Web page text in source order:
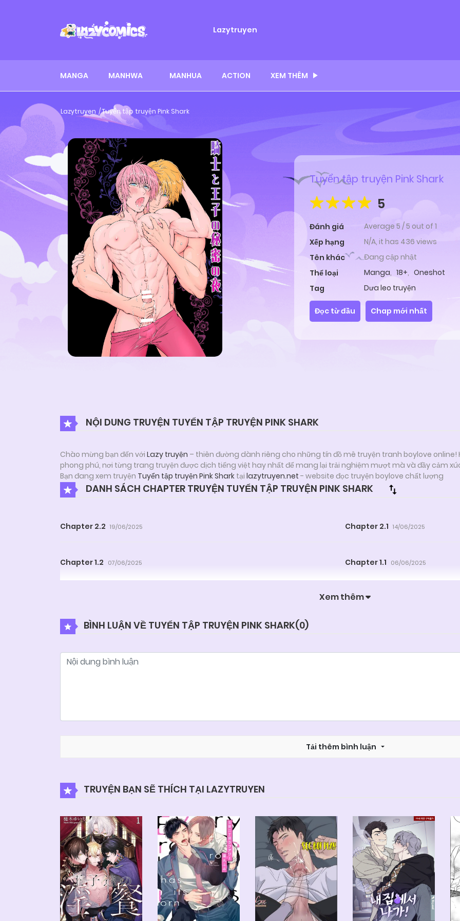
Lazytruyen
MANGA MANHWA MANHUA ACTION XEM THÊM
Lazytruyen Tuyển tập truyện Pink Shark
Tuyển tập truyện Pink Shark
5
Đánh giá Average 5 /5 out of 1
Xếp hạng
N/A, it has 436 views
Tên khác
Đang cập nhật
Thể loại
Manga, 18+, Oneshot
Tag
Dưa leo truyện
Đọc từ đầu Chap mới nhất
NỘI DUNG TRUYỆN TUYỂN TẬP TRUYỆN PINK SHARK
Chào mừng bạn đến với Lazy truyện – thiên đường dành riêng cho những tín đồ mê truyện tranh boylove
phong phú, nơi từng trang truyện được dịch tiếng việt hay nhất để mang lại trải nghiệm mượt mà và đầy cảm
Bạn đang xem truyện Tuyển tập truyện Pink Shark tại lazytruyen.net - website đọc truyện boylove chất lượng
DANH SÁCH CHAPTER TRUYỆN TUYỂN TẬP TRUYỆN PINK SHARK
Chapter 2.2 19/06/2025 Chapter 2.1 14/06/2025
Chapter 1.2 07/06/2025 Chapter 1.1 06/06/2025
Xem thêm
BÌNH LUẬN VỀ TUYỂN TẬP TRUYỆN PINK SHARK(0)
Tải thêm bình luận
TRUYỆN BẠN SẼ THÍCH TẠI LAZYTRUYEN